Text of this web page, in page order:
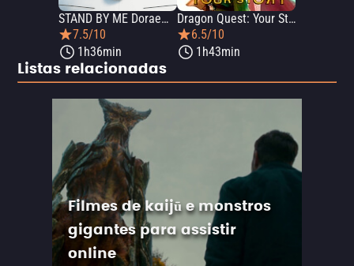
STAND BY ME Doraemon 2
7.5/10
1h36min
Dragon Quest: Your Story
6.5/10
1h43min
Listas relacionadas
Filmes de kaijū e monstros
gigantes para assistir
online